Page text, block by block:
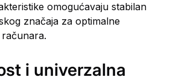
omogućavaju stabilan
značaja za optimalne
i univerzalna